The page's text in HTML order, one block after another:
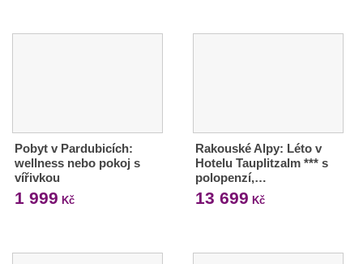
Pobyt v Pardubicích:
wellness nebo pokoj s
vířivkou
1 999 Kč
Rakouské Alpy: Léto v
Hotelu Tauplitzalm *** s
polopenzí,…
13 699 Kč